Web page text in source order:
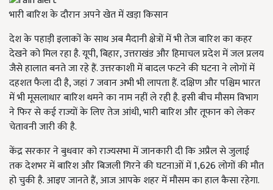
भारी बारिश के दौरान अपने खेत में खड़ा किसान
देश के पहाड़ी इलाकों के साथ अब मैदानी क्षेत्रों में भी तेज बारिश का कहर
देखने को मिल रहा है. यूपी, बिहार, उत्तराखंड और हिमाचल प्रदेश में जल प्रलय
जैसे हालात बनते जा रहे हैं. उत्तरकाशी में बादल फटने की घटना ने लोगों में
दहशत फैला दी है, जहां 7 जवान अभी भी लापता हैं. दक्षिण और पश्चिम भारत
में भी मूसलाधार बारिश थमने का नाम नहीं ले रही है. इसी बीच मौसम विभाग
ने फिर से कई राज्यों के लिए तेज आंधी, भारी बारिश और तूफान को लेकर
चेतावनी जारी की है.
केंद्र सरकार ने बुधवार को राज्यसभा में जानकारी दी कि अप्रैल से जुलाई
तक देशभर में बारिश और बिजली गिरने की घटनाओं में 1,626 लोगों की मौत
हो चुकी है. आइए जानते हैं, आज आपके शहर में मौसम का हाल कैसा रहेगा.